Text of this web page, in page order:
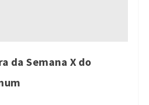
da Semana X do